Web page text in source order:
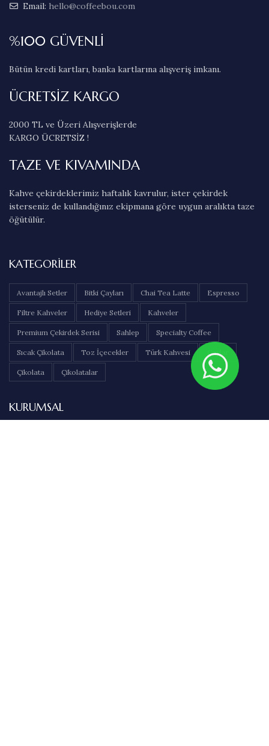
Email: hello@coffeebou.com
%100 GÜVENLİ
Bütün kredi kartları, banka kartlarına alışveriş imkanı.
ÜCRETSİZ KARGO
2000 TL ve Üzeri Alışverişlerde
KARGO ÜCRETSİZ !
TAZE VE KIVAMINDA
Kahve çekirdeklerimiz haftalık kavrulur, ister çekirdek
isterseniz de kullandığınız ekipmana göre uygun aralıkta taze
öğütülür.
KATEGORILER
Avantajlı Setler Bitki Çayları Chai Tea Latte Espresso
Filtre Kahveler Hediye Setleri Kahveler
Premium Çekirdek Serisi Sahlep Specialty Coffee
Sıcak Çikolata Toz İçecekler Türk Kahvesi Çaylar
Çikolata Çikolatalar
KURUMSAL